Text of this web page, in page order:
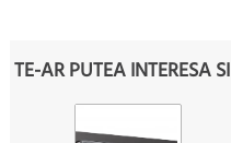
TE-AR PUTEA INTERESA SI